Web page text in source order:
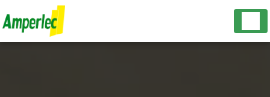
Panneau de gestion des cookies